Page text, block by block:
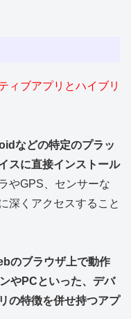
ィブアプリとハイブリ
などの特定のプラッ
スに直接インストール
やGPS、センサーな
深くアクセスすること
のブラウザ上で動作
やPCといった、デバ
の特徴を併せ持つアプ